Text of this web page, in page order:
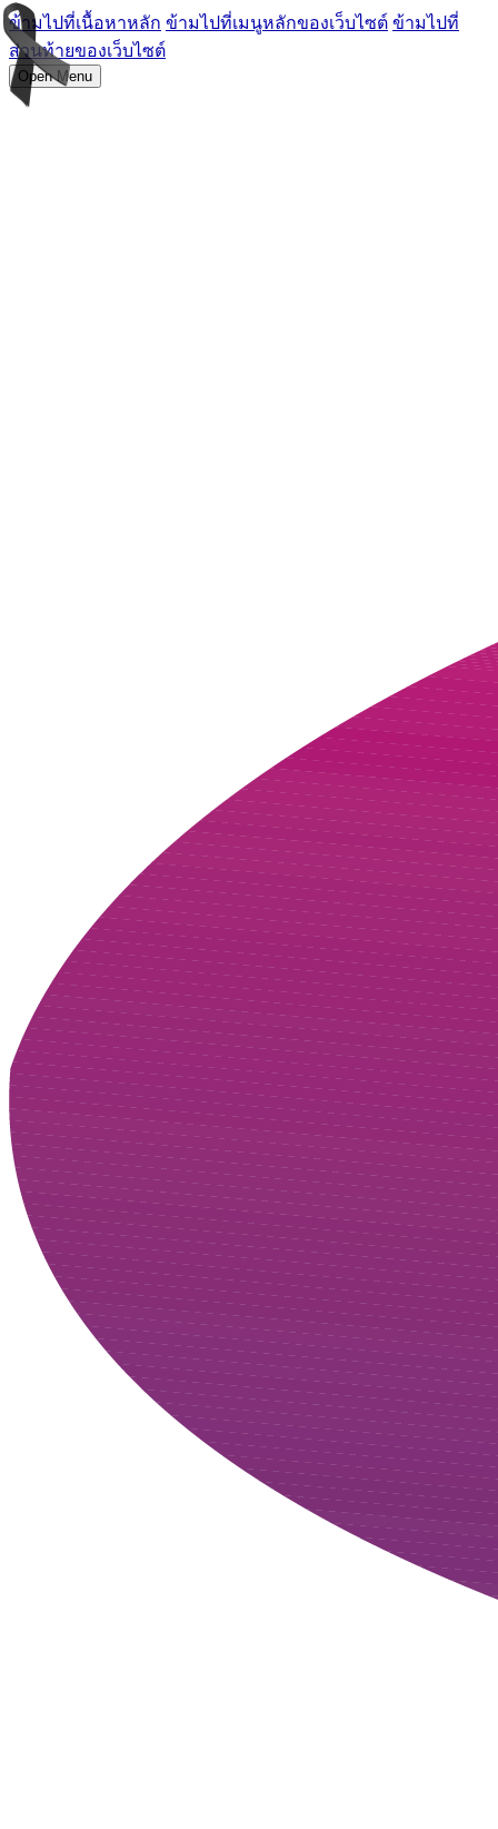
ข้ามไปที่เนื้อหาหลัก ข้ามไปที่เมนูหลักของเว็บไซต์ ข้ามไปที่
ส่วนท้ายของเว็บไซต์
Open Menu